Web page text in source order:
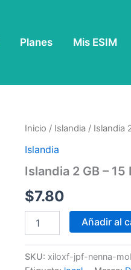
Planes Mis ESIM
Inicio / Islandia / Islandia
Islandia
Islandia 2 GB – 15
$7.80
Islandia
GB
15
cantidad
Añadir al
SKU: xiloxf-jpf-nenna-